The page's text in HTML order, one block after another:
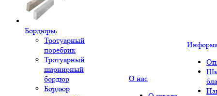
Бордюры
Тротуарный
поребрик
Тротуарный
шарнирный
бордюр
Бордюр
О нас